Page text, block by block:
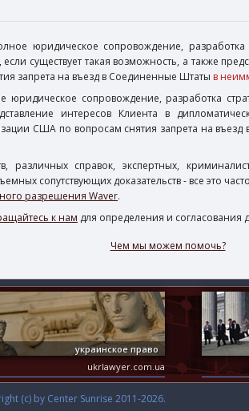
юридическое сопровождение,
существует такая возможность, а также
запрета на въезд в Соединенные Штаты в
юридическое сопровождение, разработка
интересов Клиента в
США по вопросам снятия запрета на
различных справок, экспертных,
сопутствующих доказательств - все это
разрешения Waver.
к нам для определения и согласования
Чем мы можем помочь?
украинское право
ukrlawyer.com.ua
(c) by Center Sunrise 2011-2026.